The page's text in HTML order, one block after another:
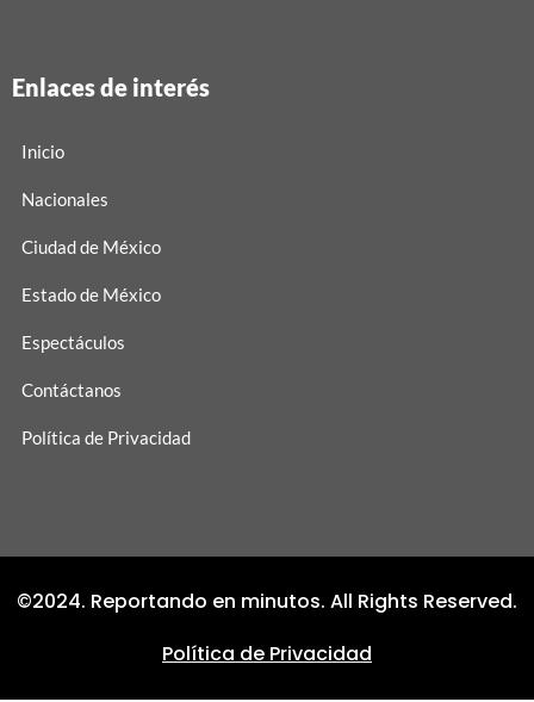
Enlaces de interés
Inicio
Nacionales
Ciudad de México
Estado de México
Espectáculos
Contáctanos
Política de Privacidad
©2024. Reportando en minutos. All Rights Reserved.
Política de Privacidad